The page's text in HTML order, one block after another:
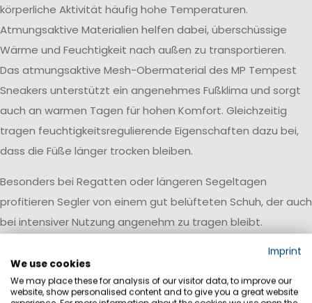
körperliche Aktivität häufig hohe Temperaturen.
Atmungsaktive Materialien helfen dabei, überschüssige
Wärme und Feuchtigkeit nach außen zu transportieren.
Das atmungsaktive Mesh-Obermaterial des MP Tempest
Sneakers unterstützt ein angenehmes Fußklima und sorgt
auch an warmen Tagen für hohen Komfort. Gleichzeitig
tragen feuchtigkeitsregulierende Eigenschaften dazu bei,
dass die Füße länger trocken bleiben.
Besonders bei Regatten oder längeren Segeltagen
profitieren Segler von einem gut belüfteten Schuh, der auch
bei intensiver Nutzung angenehm zu tragen bleibt.
vollständigen Bekleidungssystems
Ein hochwertiger Segelschuh ist ein wichtiger Bestandteil
Imprint
We use cookies
We may place these for analysis of our visitor data, to improve our
website, show personalised content and to give you a great website